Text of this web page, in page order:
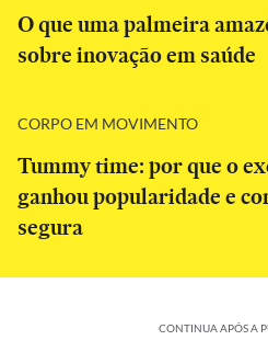
O que uma palmeira
sobre inovação em saúde
CORPO EM MOVIMENTO
Tummy time: por que o
ganhou popularidade e
segura
CONTINUA APÓS A